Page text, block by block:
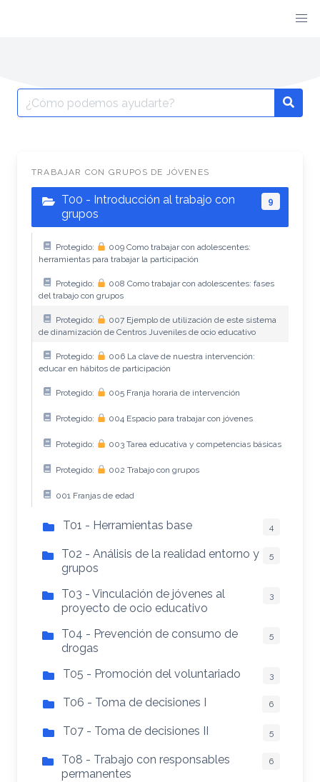
TRABAJAR CON GRUPOS DE JÓVENES
T00 - Introducción al trabajo con
grupos
9
Protegido:
009 Como trabajar con adolescentes:
herramientas para trabajar la participación
Protegido:
008 Como trabajar con adolescentes: fases
del trabajo con grupos
Protegido:
007 Ejemplo de utilización de este sistema
de dinamización de Centros Juveniles de ocio educativo
Protegido:
006 La clave de nuestra intervención:
educar en hábitos de participación
Protegido: 005 Franja horaria de intervención
Protegido: 004 Espacio para trabajar con jóvenes
Protegido: 003 Tarea educativa y competencias básicas
Protegido: 002 Trabajo con grupos
001 Franjas de edad
T01 - Herramientas base 4
T02 - Análisis de la realidad entorno y
grupos
5
T03 - Vinculación de jóvenes al
proyecto de ocio educativo
3
T04 - Prevención de consumo de
drogas
5
T05 - Promoción del voluntariado 3
T06 - Toma de decisiones I 6
T07 - Toma de decisiones II 5
T08 - Trabajo con responsables
permanentes
6